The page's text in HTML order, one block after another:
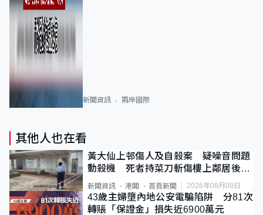
新聞資訊 兩岸國際
其他人也在看
黃大仙上邨傷人及自殺案 疑噪音問題
動殺機 死者持菜刀斬傷樓上鄰居後墮
斃
新聞資訊 港聞 首頁新聞 2026年08月08日
43歲主婦墮內地公安電騙陷阱 分81次
轉賬「保證金」損失近6900萬元